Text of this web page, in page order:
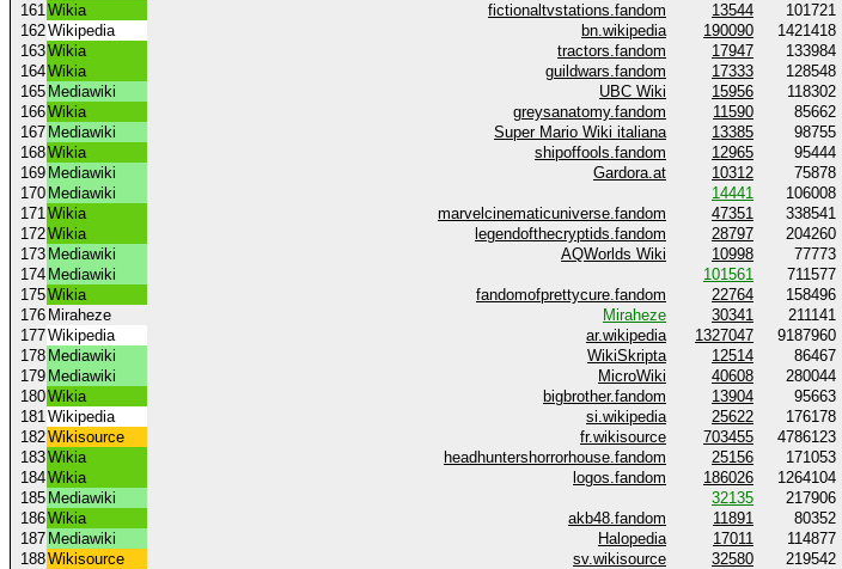
161Wikia fictionaltvstations.fandom 13544 101721
162Wikipedia bn.wikipedia 190090 1421418
163Wikia tractors.fandom 17947 133984
164Wikia guildwars.fandom 17333 128548
165 Mediawiki UBC Wiki 15956 118302
166Wikia greysanatomy.fandom 11590 85662
167 Mediawiki Super Mario Wiki italiana 13385 98755
168Wikia shipoffools.fandom 12965 95444
169 Mediawiki Gardora.at 10312 75878
170 Mediawiki 14441 106008
171Wikia marvelcinematicuniverse.fandom 47351 338541
172Wikia legendofthecryptids.fandom 28797 204260
173 Mediawiki AQWorlds Wiki 10998 77773
174 Mediawiki 101561 711577
175Wikia fandomofprettycure.fandom 22764 158496
176 Miraheze Miraheze 30341 211141
177Wikipedia ar.wikipedia 1327047 9187960
178 Mediawiki WikiSkripta 12514 86467
179 Mediawiki MicroWiki 40608 280044
180Wikia bigbrother.fandom 13904 95663
181Wikipedia si.wikipedia 25622 176178
182Wikisource fr.wikisource 703455 4786123
183Wikia headhuntershorrorhouse.fandom 25156 171053
184Wikia logos.fandom 186026 1264104
185 Mediawiki 32135 217906
186Wikia akb48.fandom 11891 80352
187 Mediawiki Halopedia 17011 114877
188Wikisource sv.wikisource 32580 219542